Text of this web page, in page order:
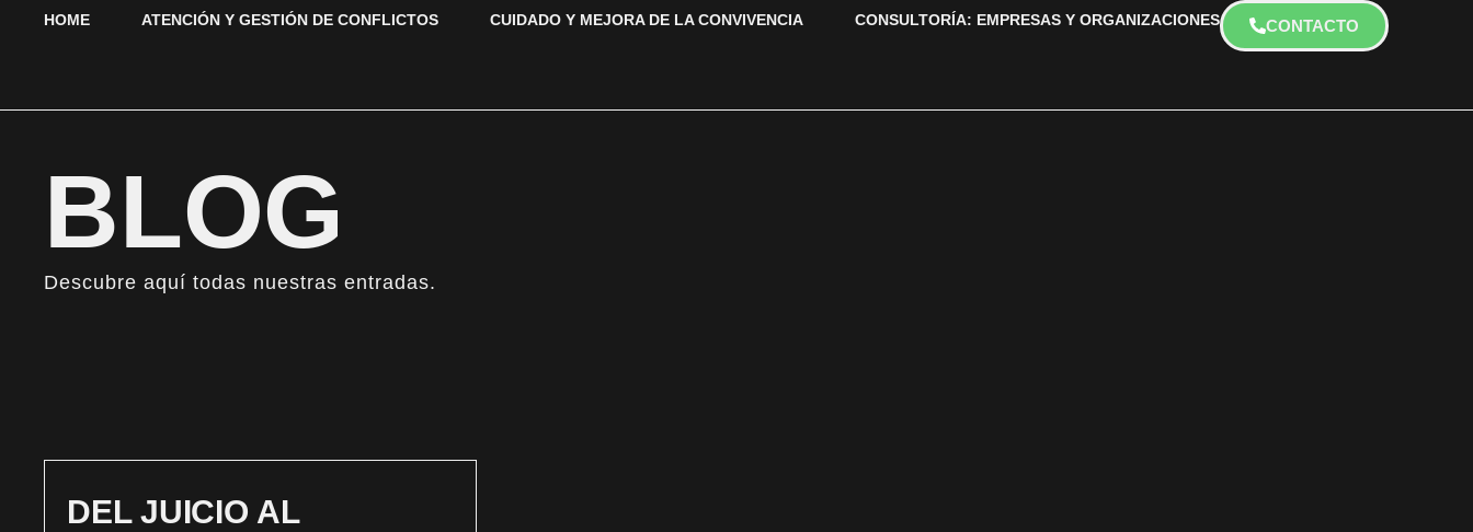
HOME ATENCIÓN Y GESTIÓN DE CONFLICTOS CUIDADO Y MEJORA DE LA CONVIVENCIA CONSULTORÍA: EMPRESAS Y ORGANIZACIONES CONTACTO
BLOG
Descubre aquí todas nuestras entradas.
DEL JUICIO AL